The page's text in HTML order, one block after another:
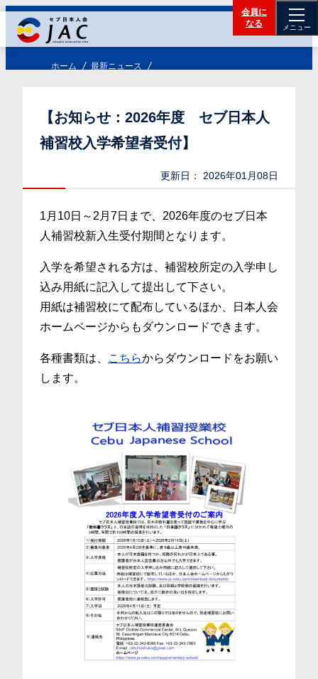
メニュー
会員に
なる
ホーム 最新ニュース
【お知らせ：2026年度 セブ日本人
補習校入学希望者受付】
更新日： 2026年01月08日
1月10日～2月7日まで、2026年度のセブ日本
人補習校新入生受付期間となります。
入学を希望される方は、補習校所定の入学申し
込み用紙に記入して提出して下さい。
用紙は補習校にて配布しているほか、日本人会
ホームページからもダウンロードできます。
各種書類は、 こちらからダウンロードをお願い
します。